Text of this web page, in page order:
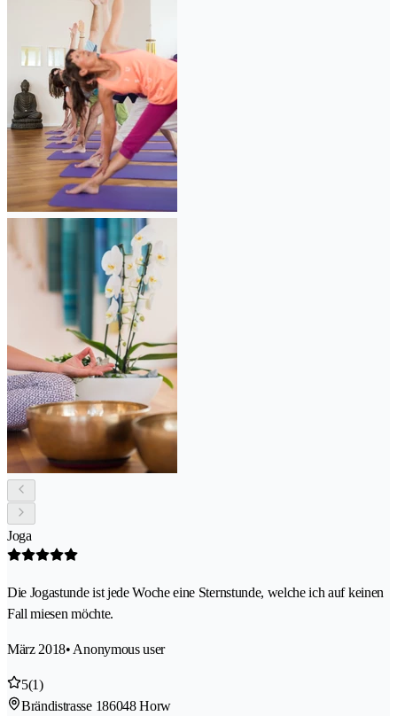
Joga
Die Jogastunde ist jede Woche eine Sternstunde, welche ich auf keinen
Fall miesen möchte.
März 2018• Anonymous user
5(1)
Brändistrasse 186048 Horw